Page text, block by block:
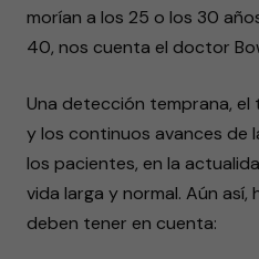
morían a los 25 o los 30
40, nos cuenta el doctor
Una detección temprana,
y los continuos avances de
los pacientes, en la
vida larga y normal. Aún
deben tener en cuenta: